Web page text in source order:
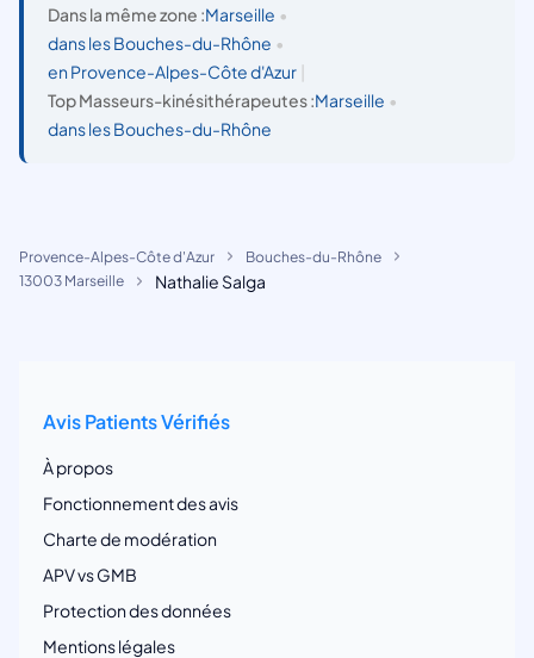
Dans la même zone :Marseille •
dans les Bouches-du-Rhône •
en Provence-Alpes-Côte d'Azur
Top Masseurs-kinésithérapeutes :Marseille •
dans les Bouches-du-Rhône
Provence-Alpes-Côte d'Azur
Bouches-du-Rhône
13003 Marseille
Nathalie Salga
Avis Patients Vérifiés
À propos
Fonctionnement des avis
Charte de modération
APV vs GMB
Protection des données
Mentions légales